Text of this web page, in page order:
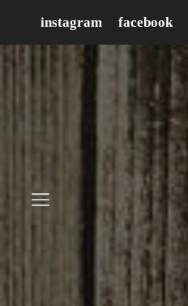
springen
instagram facebook
Menü